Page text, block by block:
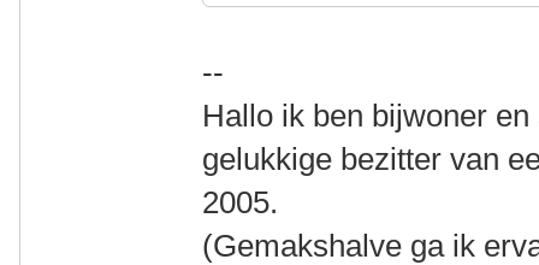
--
Hallo ik ben bijwoner
gelukkige bezitter van
2005.
(Gemakshalve ga ik